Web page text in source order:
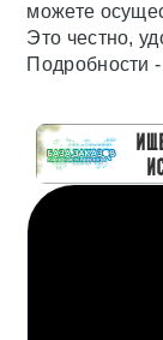
можете
Это честно,
Подробности -